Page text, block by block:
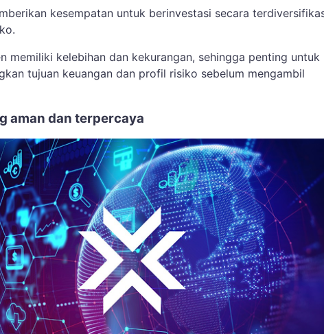
kesempatan untuk berinvestasi secara
memiliki kelebihan dan kekurangan, sehingga penting untuk
tujuan keuangan dan profil risiko sebelum mengambil
aman dan terpercaya